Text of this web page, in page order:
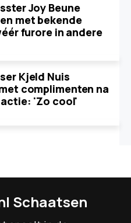
Joy Beune
met bekende
furore in andere
Kjeld Nuis
complimenten na
'Zo cool'